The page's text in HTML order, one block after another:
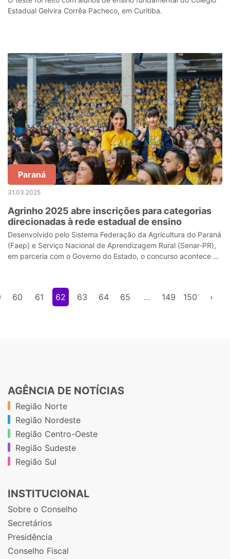
Estadual Gelvira Corrêa Pacheco, em Curitiba.
Paraná
31.03.2025
Agrinho 2025 abre inscrições para categorias
direcionadas à rede estadual de ensino
Desenvolvido pelo Sistema Federação da Agricultura do Paraná
(Faep) e Serviço Nacional de Aprendizagem Rural (Senar-PR),
em parceria com o Governo do Estado, o concurso acontece ao
60 61 62 63 64 65 ... 149 150 ›
AGÊNCIA DE NOTÍCIAS
Região Norte
Região Nordeste
Região Centro-Oeste
Região Sudeste
Região Sul
INSTITUCIONAL
Sobre o Conselho
Secretários
Presidência
Conselho Fiscal